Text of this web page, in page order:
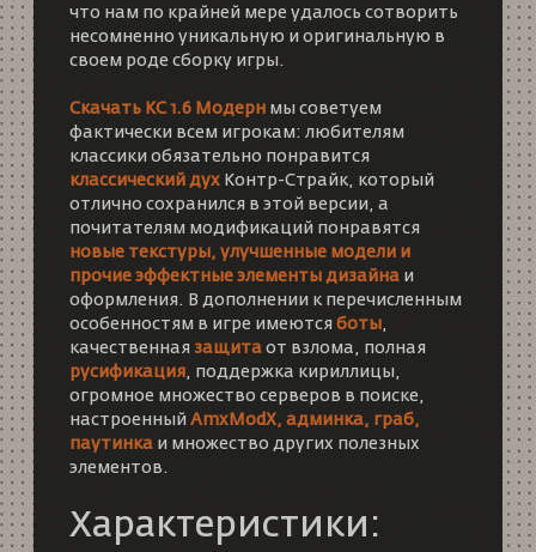
что нам по крайней мере удалось сотворить
несомненно уникальную и оригинальную в
своем роде сборку игры.
Скачать КС 1.6 Модернмы советуем
фактически всем игрокам: любителям
классики обязательно понравится
классический духКонтр-Страйк, который
отлично сохранился в этой версии, а
почитателям модификаций понравятся
новые текстуры, улучшенные модели и
прочие эффектные элементы дизайнаи
оформления. В дополнении к перечисленным
особенностям в игре имеются боты,
качественная защитаот взлома, полная
русификация, поддержка кириллицы,
огромное множество серверов в поиске,
настроенный AmxModX, админка, граб,
паутинкаи множество других полезных
элементов.
Характеристики: